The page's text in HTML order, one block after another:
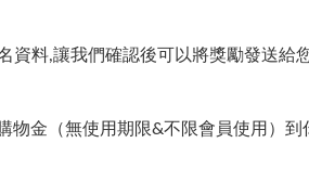
資料,讓我們確認後可以將獎勵發送給
物金（無使用期限&不限會員使用）到